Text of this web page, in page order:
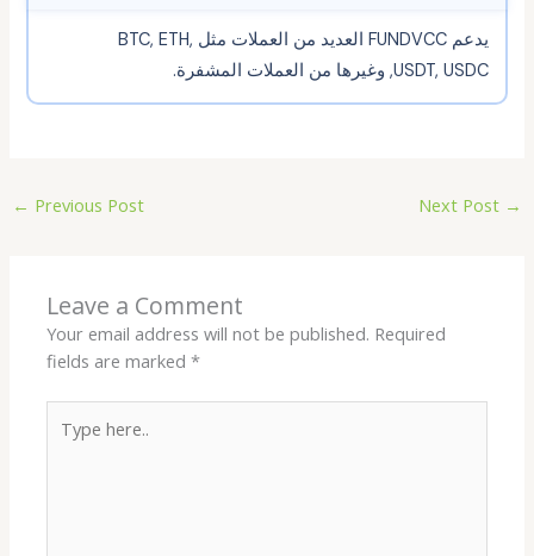
يدعم FUNDVCC العديد من العملات مثل BTC, ETH,
USDT, USDC, وغيرها من العملات المشفرة.
← Previous Post Next Post →
Leave a Comment
Your email address will not be published. Required
fields are marked*
here..